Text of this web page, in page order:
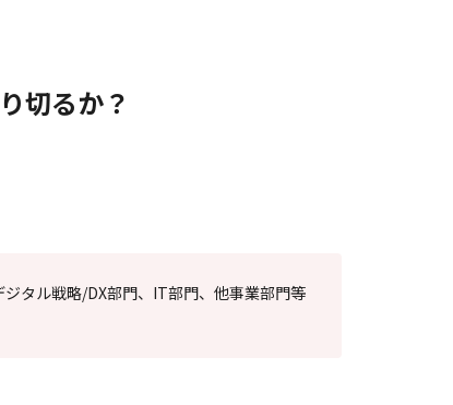
切るか？
タル戦略/DX部門、IT部門、他事業部門等